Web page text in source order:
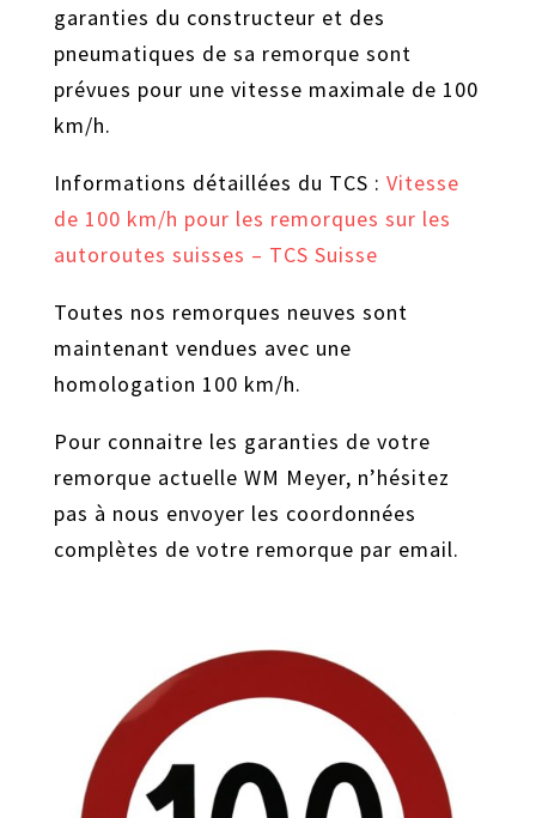
garanties du constructeur et des
pneumatiques de sa remorque sont
prévues pour une vitesse maximale de 100
km/h.
Informations détaillées du TCS : Vitesse
de 100 km/h pour les remorques sur les
autoroutes suisses – TCS Suisse
Toutes nos remorques neuves sont
maintenant vendues avec une
homologation 100 km/h.
Pour connaitre les garanties de votre
remorque actuelle WM Meyer, n’hésitez
pas à nous envoyer les coordonnées
complètes de votre remorque par email.